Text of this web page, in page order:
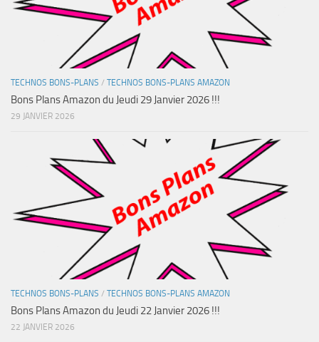
TECHNOS BONS-PLANS / TECHNOS BONS-PLANS AMAZON
Bons Plans Amazon du Jeudi 29 Janvier 2026 !!!
29 JANVIER 2026
TECHNOS BONS-PLANS / TECHNOS BONS-PLANS AMAZON
Bons Plans Amazon du Jeudi 22 Janvier 2026 !!!
22 JANVIER 2026